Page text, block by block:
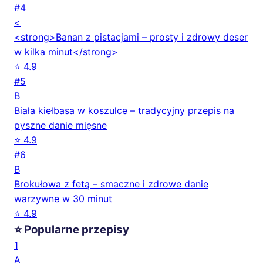
#4
<
<strong>Banan z pistacjami – prosty i zdrowy deser
w kilka minut</strong>
⭐ 4.9
#5
B
Biała kiełbasa w koszulce – tradycyjny przepis na
pyszne danie mięsne
⭐ 4.9
#6
B
Brokułowa z fetą – smaczne i zdrowe danie
warzywne w 30 minut
⭐ 4.9
⭐ Popularne przepisy
1
A